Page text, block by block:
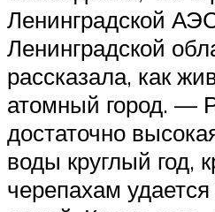
Ленинградской
Ленинградской
рассказала, как
атомный город. —
достаточно
воды круглый год,
черепахам